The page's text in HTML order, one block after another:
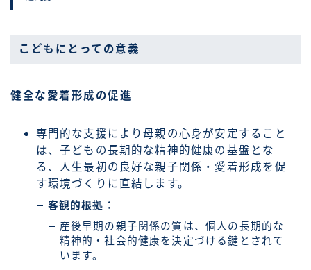
こどもにとっての意義
健全な愛着形成の促進
専門的な支援により母親の心身が安定すること
は、子どもの長期的な精神的健康の基盤とな
る、人生最初の良好な親子関係・愛着形成を促
す環境づくりに直結します。
客観的根拠：
産後早期の親子関係の質は、個人の長期的な
精神的・社会的健康を決定づける鍵とされて
います。